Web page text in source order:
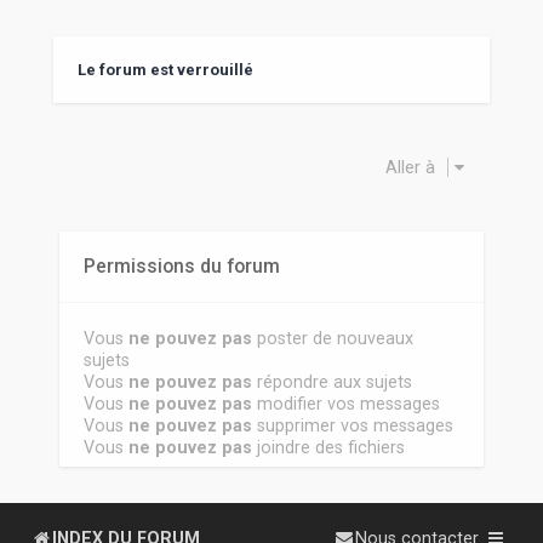
Le forum est verrouillé
Aller à
Permissions du forum
Vous ne pouvez pas poster de nouveaux
sujets
Vous ne pouvez pas répondre aux sujets
Vous ne pouvez pas modifier vos messages
Vous ne pouvez pas supprimer vos messages
Vous ne pouvez pas joindre des fichiers
INDEX DU FORUM Nous contacter